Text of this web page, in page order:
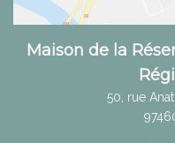
Maison de la
50, rue